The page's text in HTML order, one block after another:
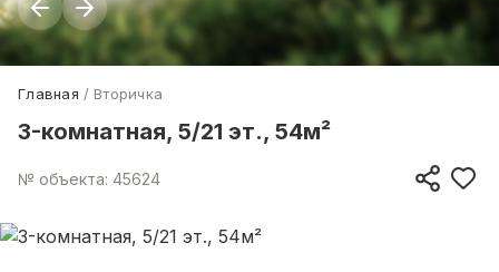
Главная Вторичка
3-комнатная, 5/21 эт., 54м²
№ объекта: 45624